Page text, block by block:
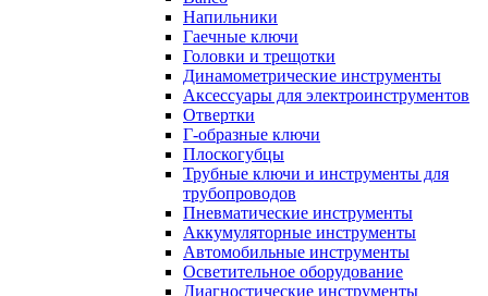
Напильники
Гаечные ключи
Головки и трещотки
Динамометрические инструменты
Аксессуары для электроинструментов
Отвертки
Г-образные ключи
Плоскогубцы
Трубные ключи и инструменты для
трубопроводов
Пневматические инструменты
Аккумуляторные инструменты
Автомобильные инструменты
Осветительное оборудование
Диагностические инструменты